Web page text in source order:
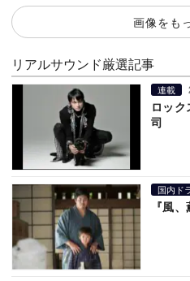
画像をも
リアルサウンド厳選記事
連載
ロッ
司
国内ド
『風